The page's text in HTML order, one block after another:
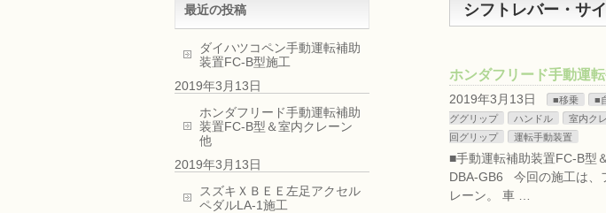
シフトレバー・サ
ホンダフリード手動運
2019年3月13日 ■移乗 ■
ググリップ
ハンドル 室内ク
回グリップ
運転手動装置
■手動運転補助装置FC-B
DBA-GB6 今回の施工は、
レーン。 車 …
最近の投稿
ダイハツコペン手動運転補助
装置FC-B型施工
2019年3月13日
ホンダフリード手動運転補助
装置FC-B型＆室内クレーン
他
2019年3月13日
スズキＸＢＥＥ左足アクセル
ペダルLA-1施工